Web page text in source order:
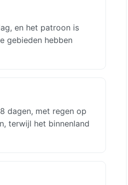
en het patroon is
gebieden hebben
dagen, met regen op
terwijl het binnenland